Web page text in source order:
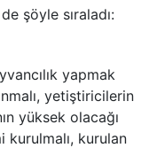
şöyle sıraladı:
yapmak
yetiştiricilerin
yüksek olacağı
kurulan